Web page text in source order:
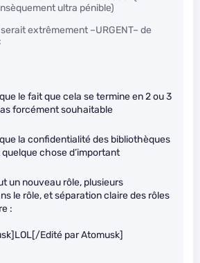
ultra pénible)
extrêmement –URGENT– de
le fait que cela se termine en 2 ou 3
forcément souhaitable
la confidentialité des bibliothèques
chose d’important
un nouveau rôle, plusieurs
le rôle, et séparation claire des rôles
:
Edité par Atomusk]